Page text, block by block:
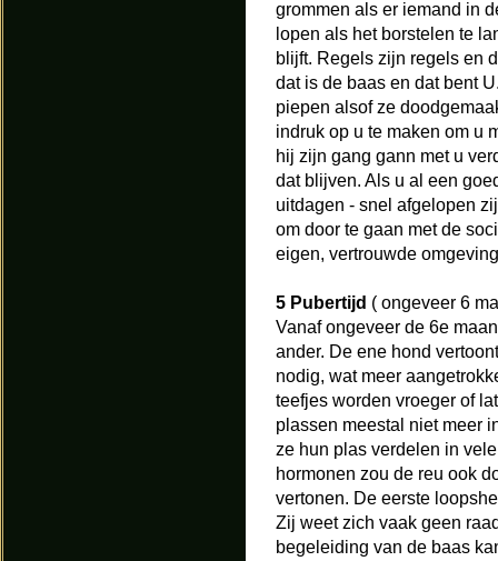
grommen als er iemand in
lopen als het borstelen te
blijft. Regels zijn regels en
dat is de baas en dat bent
piepen alsof ze
indruk op u te maken om u
hij zijn gang gann met u
dat blijven. Als u al een
uitdagen - snel afgelopen
om door te gaan met de
eigen, vertrouwde
5 Pubertijd ( ongeveer 6
Vanaf ongeveer de 6e
ander. De ene hond
nodig, wat meer
teefjes worden vroeger of
plassen meestal niet meer
ze hun plas verdelen in
hormonen zou de reu ook
vertonen. De eerste
Zij weet zich vaak geen
begeleiding van de baas